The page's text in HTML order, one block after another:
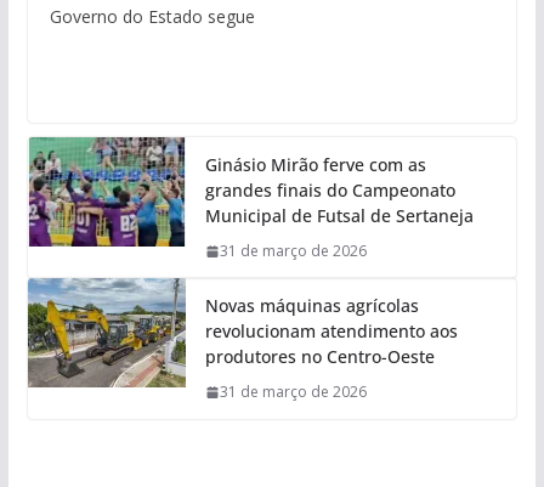
Governo do Estado segue
Ginásio Mirão ferve com as
grandes finais do Campeonato
Municipal de Futsal de Sertaneja
31 de março de 2026
Novas máquinas agrícolas
revolucionam atendimento aos
produtores no Centro-Oeste
31 de março de 2026